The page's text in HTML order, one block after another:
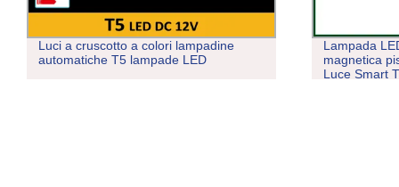
Luci a cruscotto a colori lampadine
automatiche T5 lampade LED
Lampada
magnetica
Luce Smart